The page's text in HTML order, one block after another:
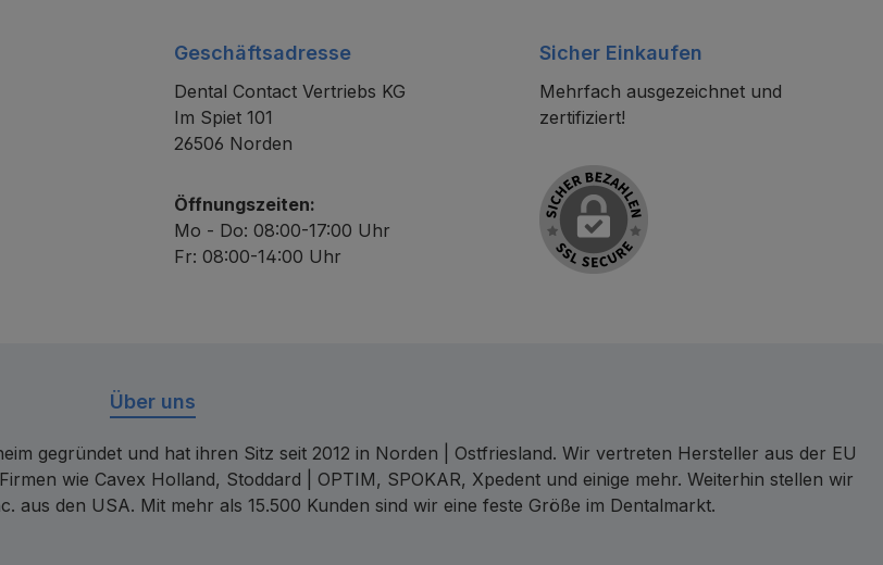
Geschäftsadresse
Dental Contact Vertriebs KG
Im Spiet 101
26506 Norden
Öffnungszeiten:
Mo - Do: 08:00-17:00 Uhr
Fr: 08:00-14:00 Uhr
Sicher Einkaufen
Mehrfach ausgezeichnet und
zertifiziert!
Über uns
gegründet und hat ihren Sitz seit 2012 in Norden | Ostfriesland. Wir vertreten Hersteller aus der EU
wie Cavex Holland, Stoddard | OPTIM, SPOKAR, Xpedent und einige mehr. Weiterhin stellen wir
aus den USA. Mit mehr als 15.500 Kunden sind wir eine feste Größe im Dentalmarkt.